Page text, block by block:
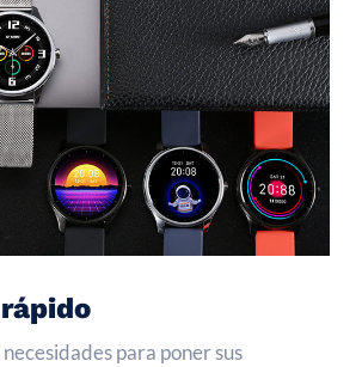
para poner sus